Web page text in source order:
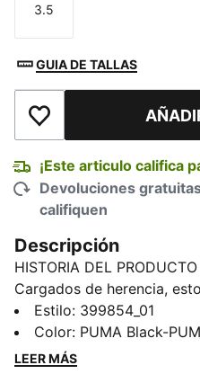
Talla
3.5
GUIA DE TALLAS
Añadir a la lista de
¡Este articulo califica
Devoluciones
califiquen
Descripción
HISTORIA DEL PRODUCTO
Cargados de herencia,
están preparados para la
con gamuza premium, su
acompañará a los
Estilo: 399854_01
Color: PUMA Black-
LEER MÁS